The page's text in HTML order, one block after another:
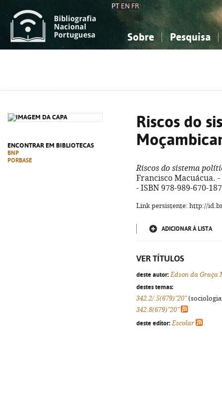
PT EN FR
Sobre Pesquisa
ENCONTRAR EM BIBLIOTECAS
BNP
PORBASE
Riscos do
Riscos do sistema
Francisco Macuácua.
- ISBN 978-989-670-
Link persistente: http://
ADICIONAR À LISTA
VER TÍTULOS
deste autor: Edson da Graça
destes temas:
342.2/.5(679)"20"
342.8(679)"20"
deste editor: Escolar